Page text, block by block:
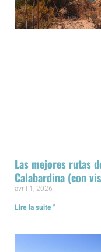
Las mejores rutas
Calabardina (con
avril 1, 2026
Lire la suite "